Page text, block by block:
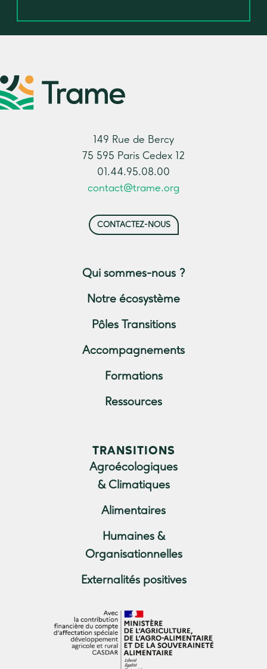
149 Rue de Bercy
75 595 Paris Cedex 12
01.44.95.08.00
contact@trame.org
CONTACTEZ-NOUS
Qui sommes-nous ?
Notre écosystème
Pôles Transitions
Accompagnements
Formations
Ressources
TRANSITIONS
Agroécologiques
& Climatiques
Alimentaires
Humaines &
Organisationnelles
Externalités positives